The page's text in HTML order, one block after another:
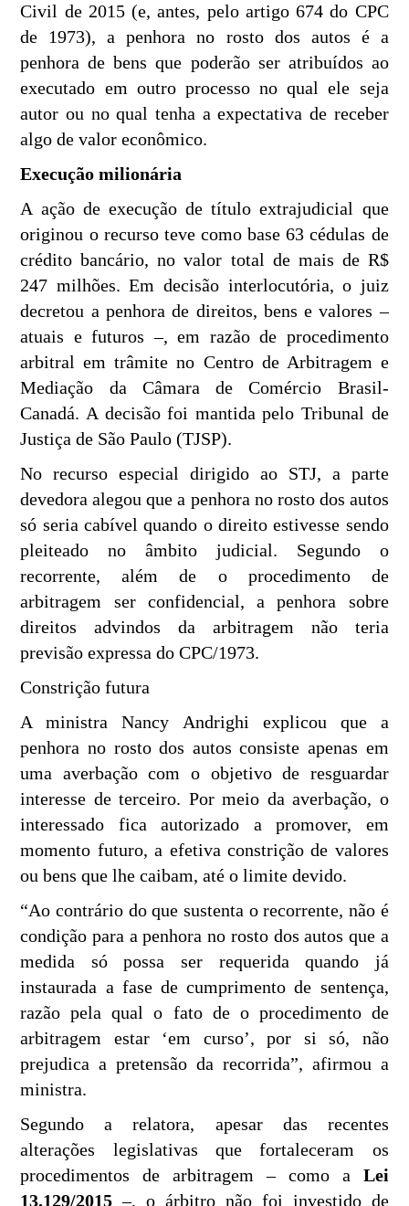
Civil de 2015 (e, antes, pelo artigo 674 do CPC
de 1973), a penhora no rosto dos autos é a
penhora de bens que poderão ser atribuídos ao
executado em outro processo no qual ele seja
autor ou no qual tenha a expectativa de receber
algo de valor econômico.
Execução milionária
A ação de execução de título extrajudicial que
originou o recurso teve como base 63 cédulas de
crédito bancário, no valor total de mais de R$
247 milhões. Em decisão interlocutória, o juiz
decretou a penhora de direitos, bens e valores –
atuais e futuros –, em razão de procedimento
arbitral em trâmite no Centro de Arbitragem e
Mediação da Câmara de Comércio Brasil-
Canadá. A decisão foi mantida pelo Tribunal de
Justiça de São Paulo (TJSP).
No recurso especial dirigido ao STJ, a parte
devedora alegou que a penhora no rosto dos autos
só seria cabível quando o direito estivesse sendo
pleiteado no âmbito judicial. Segundo o
recorrente, além de o procedimento de
arbitragem ser confidencial, a penhora sobre
direitos advindos da arbitragem não teria
previsão expressa do CPC/1973.
Constrição futura
A ministra Nancy Andrighi explicou que a
penhora no rosto dos autos consiste apenas em
uma averbação com o objetivo de resguardar
interesse de terceiro. Por meio da averbação, o
interessado fica autorizado a promover, em
momento futuro, a efetiva constrição de valores
ou bens que lhe caibam, até o limite devido.
“Ao contrário do que sustenta o recorrente, não é
condição para a penhora no rosto dos autos que a
medida só possa ser requerida quando já
instaurada a fase de cumprimento de sentença,
razão pela qual o fato de o procedimento de
arbitragem estar ‘em curso’, por si só, não
prejudica a pretensão da recorrida”, afirmou a
ministra.
Segundo a relatora, apesar das recentes
alterações legislativas que fortaleceram os
procedimentos de arbitragem – como a Lei
13.129/2015 –, o árbitro não foi investido de